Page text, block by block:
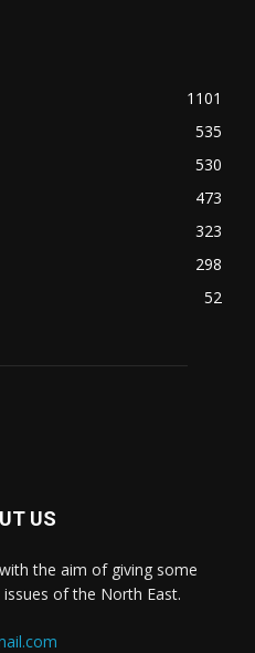
1101
535
530
473
323
298
52
US
the aim of giving some
of the North East.